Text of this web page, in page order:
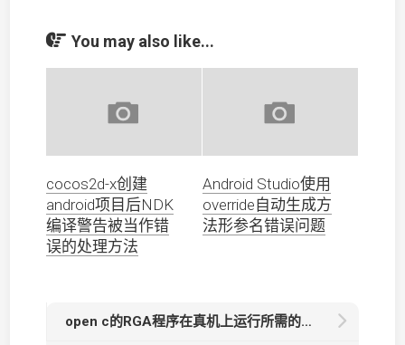
You may also like...
cocos2d-x创建
android项目后NDK
编译警告被当作错
误的处理方法
Android Studio使用
override自动生成方
法形参名错误问题
open c的RGA程序在真机上运行所需的依赖库